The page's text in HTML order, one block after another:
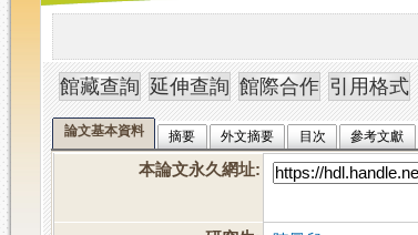
統
論文基本資料 摘要 外文摘要 目次 參考文獻
本論文永久網址: